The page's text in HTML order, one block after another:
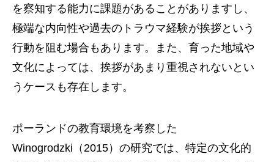
を察知する能力に課題があることがありますし、
極端な内向性や過去のトラウマ経験が挨拶という
行動を阻む場合もあります。また、育った地域や
文化によっては、挨拶があまり重視されないとい
うケースも存在します。
ポーランドの教育環境を考察した
Winogrodzki（2015）の研究では、特定の文化的